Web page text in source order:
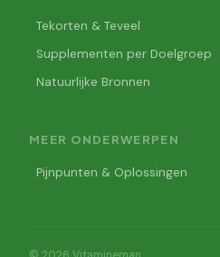
Tekorten & Teveel
Supplementen per Doelgroep
Natuurlijke Bronnen
MEER ONDERWERPEN
Pijnpunten & Oplossingen